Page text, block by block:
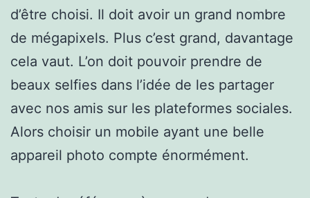
d’être choisi. Il doit avoir un grand nombre
de mégapixels. Plus c’est grand, davantage
cela vaut. L’on doit pouvoir prendre de
beaux selfies dans l’idée de les partager
avec nos amis sur les plateformes sociales.
Alors choisir un mobile ayant une belle
appareil photo compte énormément.